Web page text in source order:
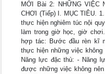
MỚI Bài 2: NHỮNG VIỆC
CHƠI (Tiếp) I. MỤC TIÊU.
thực hiện nghiêm túc nội
làm trong giờ học, giờ
hợp tác: Bước đầu rèn kĩ
thực hiện những việc
Năng lực đặc thù: - Năng
được những việc không